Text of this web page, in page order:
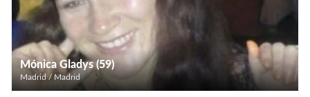
fácilmente y trato a las personas con respeto y cariño.
Disponibilidad inmediata. Me adapto a los horarios que
necesitéis. Busco familias serias y responsables en Madrid.
Mónica Gladys (59)
Madrid / Madrid